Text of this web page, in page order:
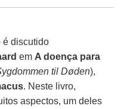
é discutido
em A doença para
til Døden),
. Neste livro,
aspectos, um deles